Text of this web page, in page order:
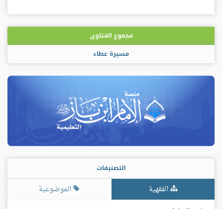
مجموع الفتاوى
مسيرة عطاء
التصنيفات
الفقهية
الموضوعية